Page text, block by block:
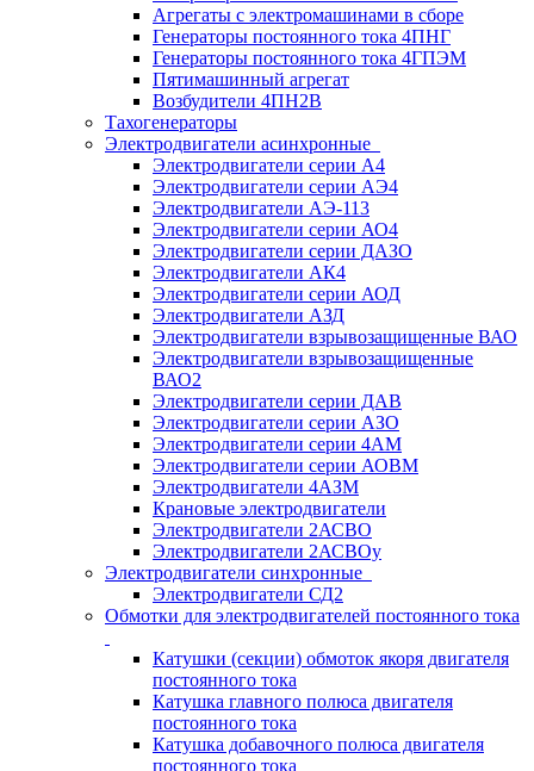
Агрегаты с электромашинами в сборе
Генераторы постоянного тока 4ПНГ
Генераторы постоянного тока 4ГПЭМ
Пятимашинный агрегат
Возбудители 4ПН2В
Тахогенераторы
Электродвигатели асинхронные
Электродвигатели серии А4
Электродвигатели серии АЭ4
Электродвигатели АЭ-113
Электродвигатели серии АО4
Электродвигатели серии ДАЗО
Электродвигатели АК4
Электродвигатели серии АОД
Электродвигатели АЗД
Электродвигатели взрывозащищенные ВАО
Электродвигатели взрывозащищенные
ВАО2
Электродвигатели серии ДАВ
Электродвигатели серии АЗО
Электродвигатели серии 4АМ
Электродвигатели серии АОВМ
Электродвигатели 4АЗМ
Крановые электродвигатели
Электродвигатели 2АСВО
Электродвигатели 2АСВОу
Электродвигатели синхронные
Электродвигатели СД2
Обмотки для электродвигателей постоянного тока
Катушки (секции) обмоток якоря двигателя
постоянного тока
Катушка главного полюса двигателя
постоянного тока
Катушка добавочного полюса двигателя
постоянного тока